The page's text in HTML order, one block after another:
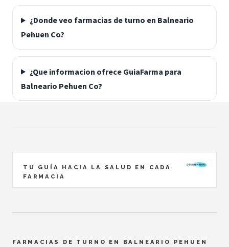
¿Donde veo farmacias de turno en Balneario
Pehuen Co?
¿Que informacion ofrece GuiaFarma para
Balneario Pehuen Co?
TU GUÍA HACIA LA SALUD EN CADA
FARMACIA
FARMACIAS DE TURNO EN BALNEARIO PEHUEN